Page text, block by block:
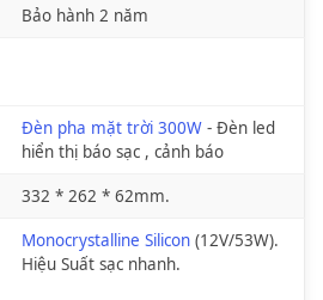
Bảo hành 2 năm
Đèn pha mặt trời 300W - Đèn led
hiển thị báo sạc , cảnh báo
332 * 262 * 62mm.
Monocrystalline Silicon (12V/53W).
Hiệu Suất sạc nhanh.